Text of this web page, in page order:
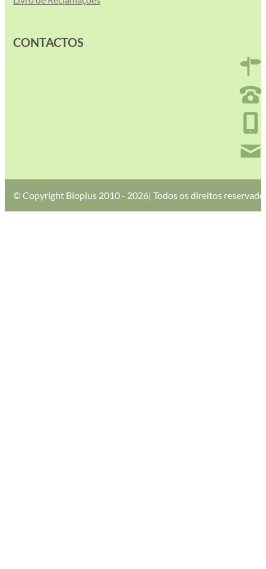
CONTACTOS
© Copyright Bioplus 2010 - 2026| Todos os direitos